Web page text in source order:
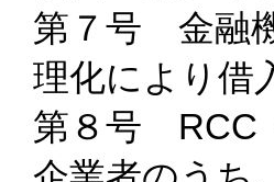
第７号 金融
理化により借
第８号 RCC